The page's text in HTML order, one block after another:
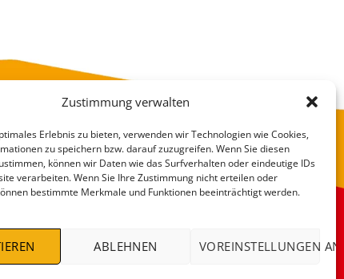
Zustimmung verwalten
Erlebnis zu bieten, verwenden wir Technologien wie Cookies,
zu speichern bzw. darauf zuzugreifen. Wenn Sie diesen
können wir Daten wie das Surfverhalten oder eindeutige IDs
verarbeiten. Wenn Sie Ihre Zustimmung nicht erteilen oder
bestimmte Merkmale und Funktionen beeinträchtigt werden.
ABLEHNEN VOREINSTELLUNGEN